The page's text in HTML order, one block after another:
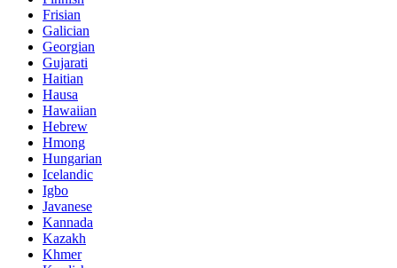
Frisian
Galician
Georgian
Gujarati
Haitian
Hausa
Hawaiian
Hebrew
Hmong
Hungarian
Icelandic
Igbo
Javanese
Kannada
Kazakh
Khmer